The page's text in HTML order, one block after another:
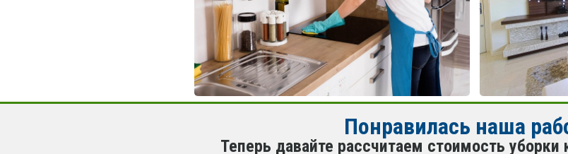
Понравилась наша
Теперь давайте рассчитаем стоимость